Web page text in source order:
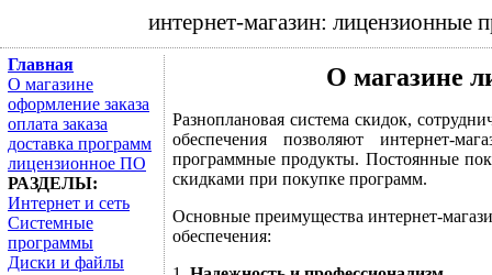
интернет-магазин:
Главная
О магазине
оформление заказа
оплата заказа
доставка программ
лицензионное ПО
РАЗДЕЛЫ:
Интернет и сеть
Системные
программы
Диски и файлы
О магазине
Разноплановая система скидок,
обеспечения позволяют интернет-
программные продукты. Постоянные
скидками при покупке программ.
Основные преимущества интернет-
обеспечения: